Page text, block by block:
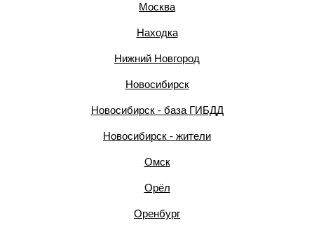
Москва
Находка
Нижний Новгород
Новосибирск
Новосибирск - база ГИБДД
Новосибирск - жители
Омск
Орёл
Оренбург